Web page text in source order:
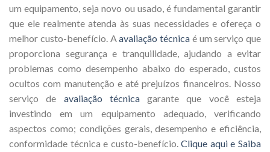
um equipamento, seja novo ou usado, é fundamental garantir
que ele realmente atenda às suas necessidades e ofereça o
melhor custo-benefício. Aavaliação técnica é um serviço que
proporciona segurança e tranquilidade, ajudando a evitar
problemas como desempenho abaixo do esperado, custos
ocultos com manutenção e até prejuízos financeiros. Nosso
serviço de avaliação técnicagarante que você esteja
investindo em um equipamento adequado, verificando
aspectos como; condições gerais, desempenho e eficiência,
conformidade técnica e custo-benefício.Clique aqui e Saiba